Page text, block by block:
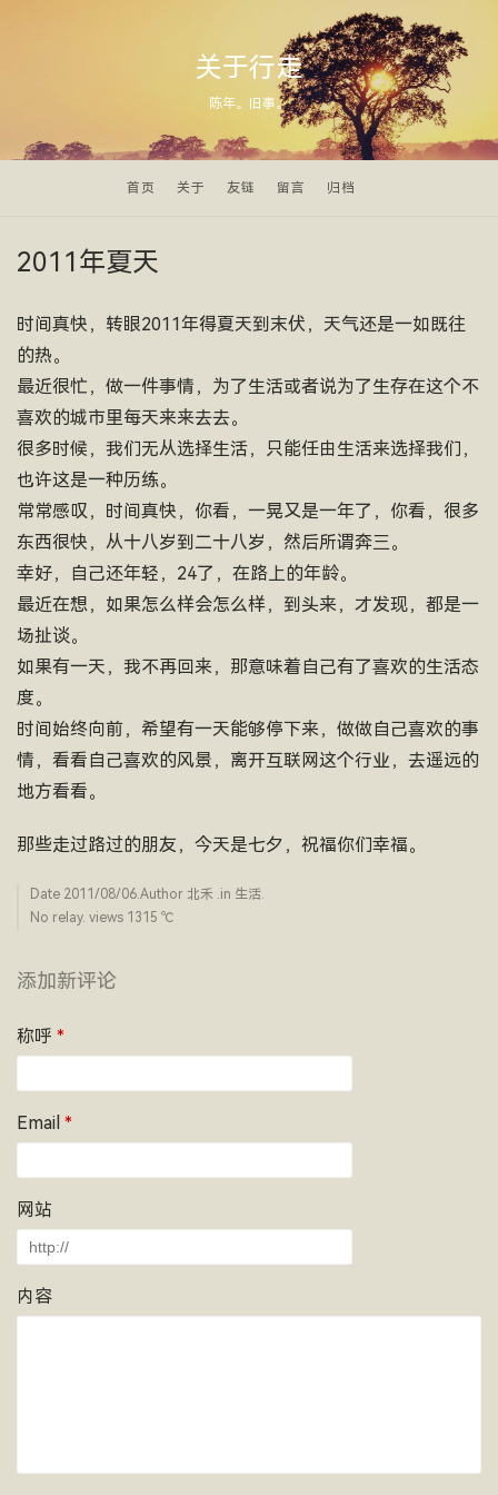
关于行走
陈年。旧事。
首页 关于 友链 留言 归档
2011年夏天
时间真快，转眼2011年得夏天到末伏，天气还是一如既往
的热。
最近很忙，做一件事情，为了生活或者说为了生存在这个不
喜欢的城市里每天来来去去。
很多时候，我们无从选择生活，只能任由生活来选择我们，
也许这是一种历练。
常常感叹，时间真快，你看，一晃又是一年了，你看，很多
东西很快，从十八岁到二十八岁，然后所谓奔三。
幸好，自己还年轻，24了，在路上的年龄。
最近在想，如果怎么样会怎么样，到头来，才发现，都是一
场扯谈。
如果有一天，我不再回来，那意味着自己有了喜欢的生活态
度。
时间始终向前，希望有一天能够停下来，做做自己喜欢的事
情，看看自己喜欢的风景，离开互联网这个行业，去遥远的
地方看看。
那些走过路过的朋友，今天是七夕，祝福你们幸福。
Date 2011/08/06.Author 北禾 .in 生活.
No relay. views 1315 ­℃
添加新评论
称呼 *
Email *
网站
内容